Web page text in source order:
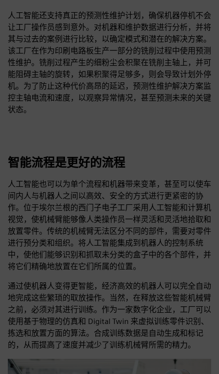
人工智能还支持真正的预测性维护计划，确保机器停机不会
让工厂操作员感到意外。对机器和维护数据进行分析，并将
其与过去的案例进行比较，以确定模式和潜在的解决方案。
该工厂在作为印刷电路板生产一部分的铣削过程中使用预测
性维护。铣削过程产生的细粉尘会积聚在铣削主轴上，并可
能阻碍主轴的旋转，如果积聚得足够多，则会导致计划外停
机。为了防止这种代价高昂的延迟，预测性维护解决方案监
控主轴电流和速度，以观察异常情况，甚至预测未来的关键
状态。
智能流程是更好的流程
人工智能也可以为单个流程和机器带来变革，甚至可以使车
间内人与机器人之间以高效、安全的方式进行更紧密的协
作。位于埃尔兰根的西门子电子工厂采用人工智能和计算机
视觉，使机械臂能够像人类操作员一样灵活和灵活地拾取和
放置零件。传统的机械臂无法区分不同的部件，需要对零件
进行预分类和组织。将人工智能集成到机器人的控制系统
中，使他们能够识别和抓取未分类的盒子中的各个部件，并
将它们精确地放置在它们所属的位置。
通过使机器人变得更智能，经济高效的机器人可以完全自动
地完成这些繁琐的取放操作。当然，在释放这些智能机械臂
之前，必须对其进行训练。作为一家数字化企业，工厂可以
使用基于物理的仿真和 Digital Twin 来虚拟训练零件识别、
拣选和放置方面的算法。合成训练数据是自动生成和标记
的，从而提高了速度并减少了训练机械臂所需的精力。